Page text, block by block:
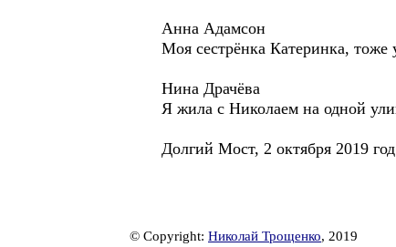
Анна Адамсон
Моя сестрёнка Катеринка, тоже
Нина Драчёва
Я жила с Николаем на одной
Долгий Мост, 2 октября 2019
© Copyright: Николай Трощенко, 2019